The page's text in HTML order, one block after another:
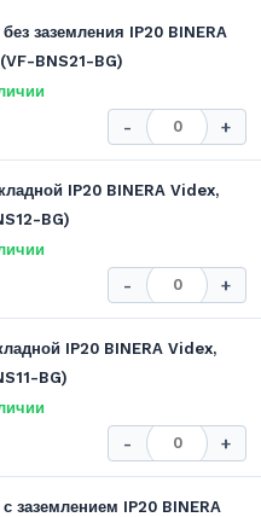
заземления IP20 BINERA
BNS21-BG)
- +
IP20 BINERA Videx,
BG)
- +
IP20 BINERA Videx,
BG)
- +
заземлением IP20 BINERA